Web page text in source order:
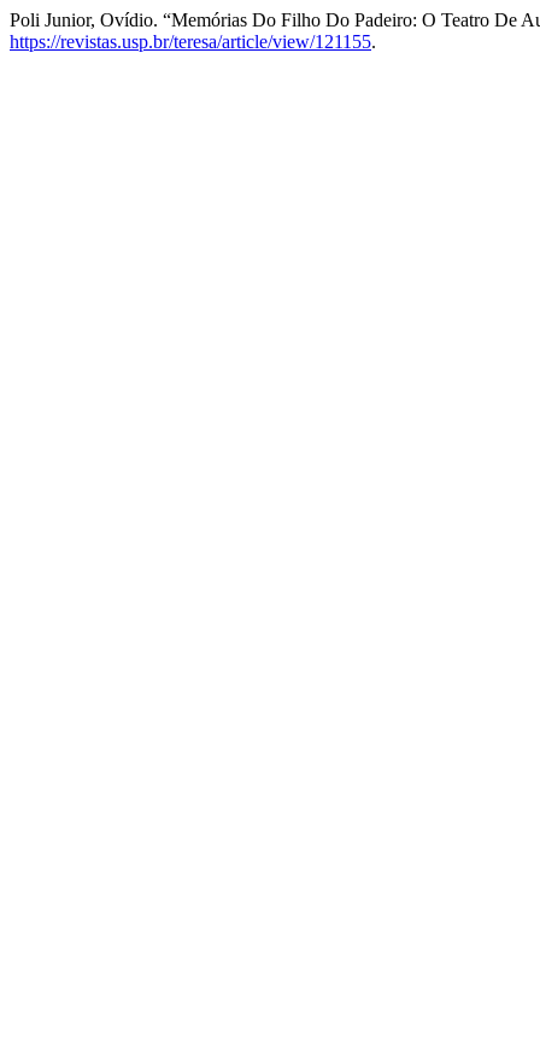
Poli Junior, Ovídio. “Memórias Do Filho Do Padeiro: O Teatro De
https://revistas.usp.br/teresa/article/view/121155.